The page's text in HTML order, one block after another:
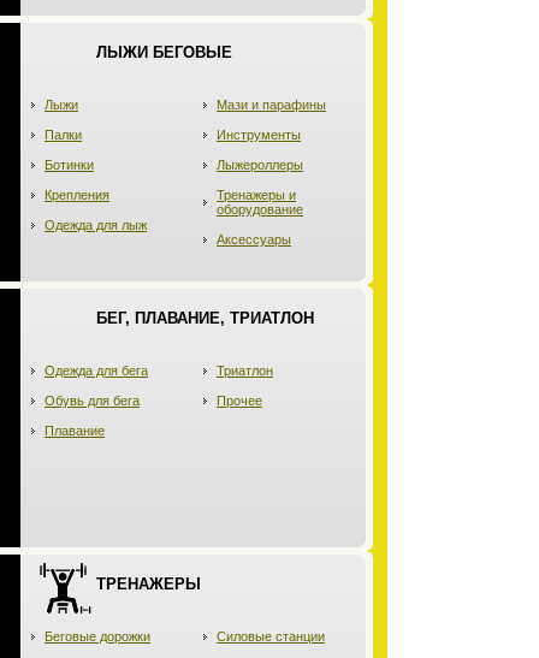
ЛЫЖИ БЕГОВЫЕ
Лыжи
Палки
Ботинки
Крепления
Одежда для лыж
Мази и парафины
Инструменты
Лыжероллеры
Тренажеры и
оборудование
Аксессуары
БЕГ, ПЛАВАНИЕ, ТРИАТЛОН
Одежда для бега
Обувь для бега
Плавание
Триатлон
Прочее
ТРЕНАЖЕРЫ
Беговые дорожки Силовые станции